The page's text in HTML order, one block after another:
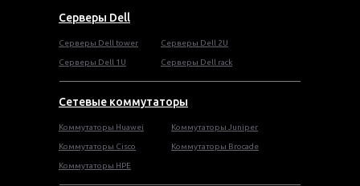
Серверы Dell
Сетевые коммутаторы
Cерверы Dell tower
Серверы Dell 1U
Серверы Dell 2U
Серверы Dell rack
Коммутаторы Huawei
Коммутаторы Cisco
Коммутаторы HPE
Коммутаторы Juniper
Коммутаторы Brocade